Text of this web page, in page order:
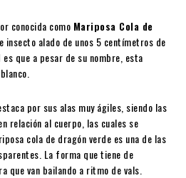
conocida como Mariposa Cola de
insecto alado de unos 5 centímetros de
que a pesar de su nombre, esta
por sus alas muy ágiles, siendo las
relación al cuerpo, las cuales se
cola de dragón verde es una de las
La forma que tiene de
que van bailando a ritmo de vals.